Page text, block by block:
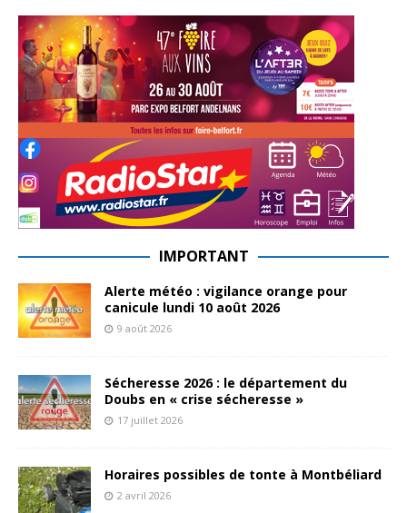
IMPORTANT
Alerte météo : vigilance orange pour
canicule lundi 10 août 2026
9 août 2026
Sécheresse 2026 : le département du
Doubs en « crise sécheresse »
17 juillet 2026
Horaires possibles de tonte à Montbéliard
2 avril 2026